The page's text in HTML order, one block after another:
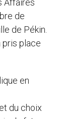
Affaires
de
de Pékin.
pris place
en
du choix